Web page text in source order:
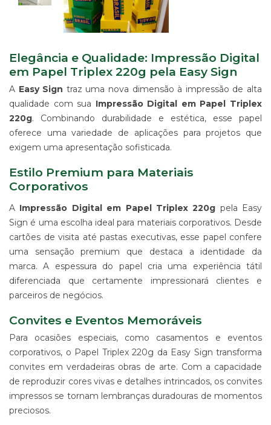
DIGITAL
IMPRESSÃO
DIGITAL
EM
PAPEL
IMPRESSÃO
DIGITAL
UV
CHAPA
IMPRESSÃO
DIGITAL
SUBLIMÁTICA
EM
IMPRESSÃO
DTG
EM
ALGODÃO
SUPORTE
BANNERS
WIND
BANNER
ESTRUTURAS
PARA
PRODUTO
Elegância e Qualidade: Impressão Digital
em Papel Triplex 220g pela Easy Sign
A Easy Sign traz uma nova dimensão à impressão de alta
qualidade com sua Impressão Digital em Papel Triplex
220g. Combinando durabilidade e estética, esse papel
oferece uma variedade de aplicações para projetos que
exigem uma apresentação sofisticada.
Estilo Premium para Materiais
Corporativos
A Impressão Digital em Papel Triplex 220g pela Easy
Sign é uma escolha ideal para materiais corporativos. Desde
cartões de visita até pastas executivas, esse papel confere
uma sensação premium que destaca a identidade da
marca. A espessura do papel cria uma experiência tátil
diferenciada que certamente impressionará clientes e
parceiros de negócios.
Convites e Eventos Memoráveis
Para ocasiões especiais, como casamentos e eventos
corporativos, o Papel Triplex 220g da Easy Sign transforma
convites em verdadeiras obras de arte. Com a capacidade
de reproduzir cores vivas e detalhes intrincados, os convites
impressos se tornam lembranças duradouras de momentos
preciosos.